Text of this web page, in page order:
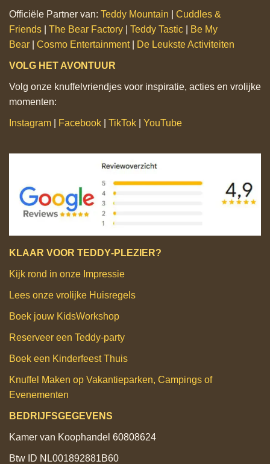
Officiële Partner van: Teddy Mountain
Cuddles &
Friends
The Bear Factory Teddy Tastic
Be My
Bear
Cosmo Entertainment| De Leukste Activiteiten
VOLG HET AVONTUUR
Volg onze knuffelvriendjes voor inspiratie, acties en vrolijke
momenten:
Instagram Facebook TikTok YouTube
KLAAR VOOR TEDDY‑PLEZIER?
Kijk rond in onze Impressie
Lees onze vrolijke Huisregels
Boek jouw KidsWorkshop
Reserveer een Teddy‑party
Boek een Kinderfeest Thuis
Knuffel Maken op Vakantieparken, Campings of
Evenementen
BEDRIJFSGEGEVENS
Kamer van Koophandel 60808624
Btw ID NL001892881B60